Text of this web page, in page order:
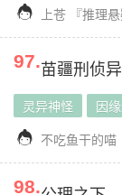
 上苍 『推理
97.苗疆刑侦
灵异神怪 因
 不吃鱼干的喵
98.